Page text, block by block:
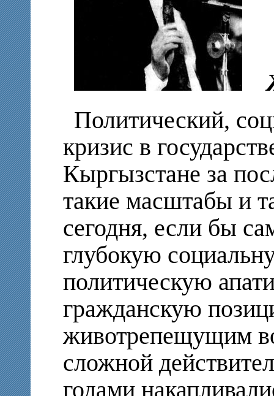
Политический,
кризис в
Кыргызстане за
такие масштабы и
сегодня, если бы
глубокую
политическую
гражданскую
животрепещущим
сложной
годами